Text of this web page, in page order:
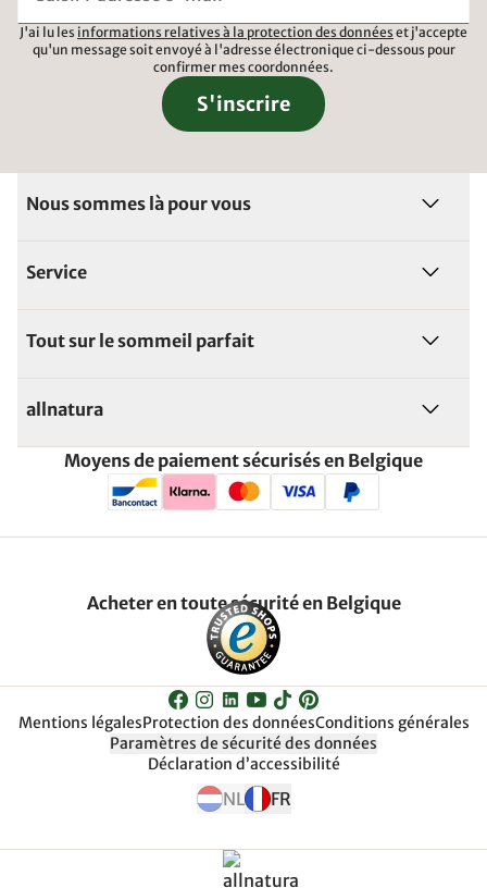
J'ai lu les informations relatives à la protection des données et j'accepte
qu'un message soit envoyé à l'adresse électronique ci-dessous pour
confirmer mes coordonnées.
S'inscrire
Nous sommes là pour vous
Service
Tout sur le sommeil parfait
allnatura
Moyens de paiement sécurisés en Belgique
Acheter en toute sécurité en Belgique
Mentions légalesProtection des donnéesConditions générales
Paramètres de sécurité des données
Déclaration d’accessibilité
NL FR